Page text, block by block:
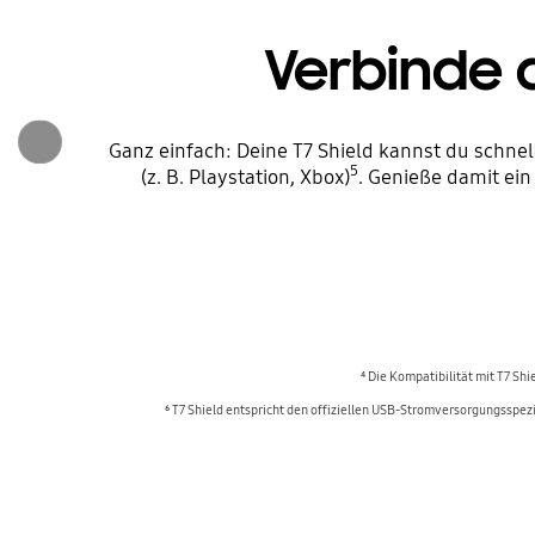
Verbinde
Ganz einfach: Deine T7 Shield kannst du
(z. B. Playstation, Xbox)5. Genieße damit
⁴ Die Kompatibilität mit T7
⁶ T7 Shield entspricht den offiziellen USB-